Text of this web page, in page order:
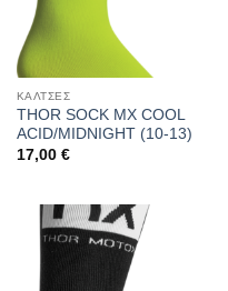
ΚΑΛΤΣΕΣ
THOR SOCK MX COOL
ACID/MIDNIGHT (10-13)
17,00 €